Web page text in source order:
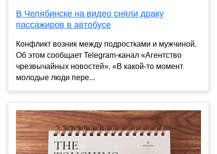
В Челябинске на видео сняли драку
пассажиров в автобусе
Конфликт возник между подростками и мужчиной.
Об этом сообщает Telegram-канал «Агентство
чрезвычайных новостей». «В какой-то момент
молодые люди пере...